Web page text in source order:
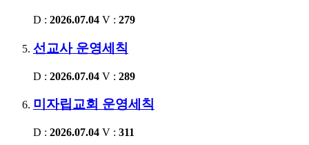
D : 2026.07.04 V : 279
선교사 운영세칙
D : 2026.07.04 V : 289
미자립교회 운영세칙
D : 2026.07.04 V : 311